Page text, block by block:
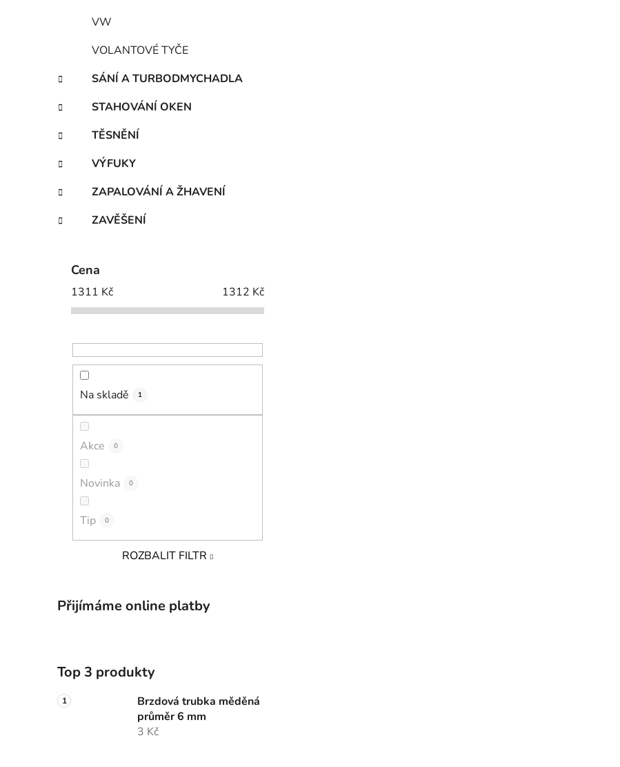
VW
VOLANTOVÉ TYČE
SÁNÍ A TURBODMYCHADLA
STAHOVÁNÍ OKEN
TĚSNĚNÍ
VÝFUKY
ZAPALOVÁNÍ A ŽHAVENÍ
ZAVĚŠENÍ
Cena
1311 Kč 1312 Kč
Na skladě 1
Akce 0
Novinka 0
Tip 0
ROZBALIT FILTR
Přijímáme online platby
Top 3 produkty
Brzdová trubka měděná
průměr 6 mm
3 Kč